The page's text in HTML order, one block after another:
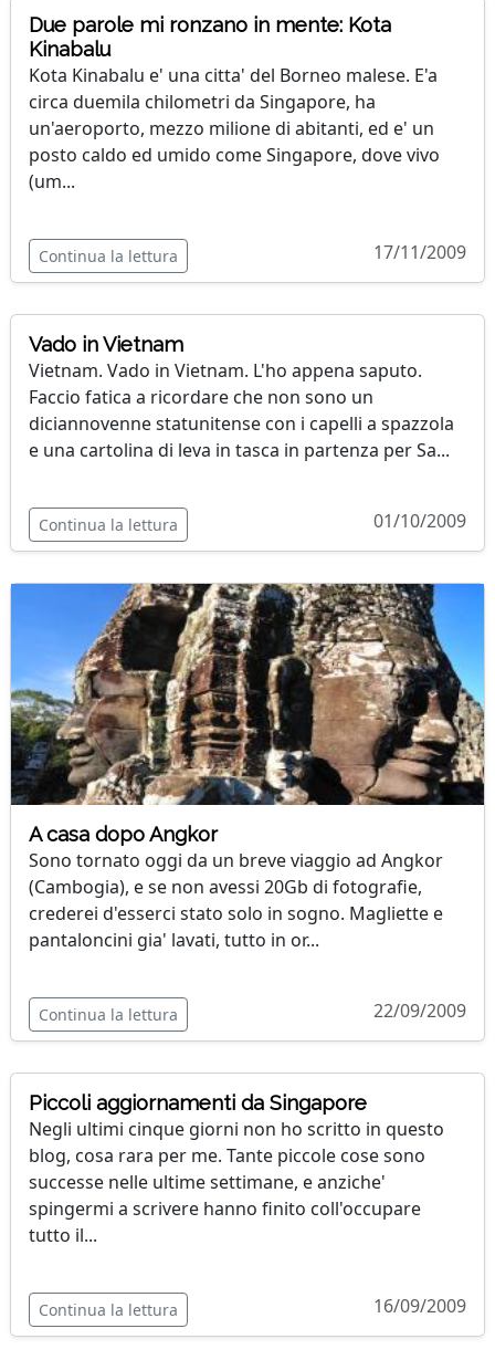
Due parole mi ronzano in mente: Kota
Kinabalu
Kota Kinabalu e' una citta' del Borneo malese. E'a
circa duemila chilometri da Singapore, ha
un'aeroporto, mezzo milione di abitanti, ed e' un
posto caldo ed umido come Singapore, dove vivo
(um...
Continua la lettura 17/11/2009
Vado in Vietnam
Vietnam. Vado in Vietnam. L'ho appena saputo.
Faccio fatica a ricordare che non sono un
diciannovenne statunitense con i capelli a spazzola
e una cartolina di leva in tasca in partenza per Sa...
Continua la lettura 01/10/2009
A casa dopo Angkor
Sono tornato oggi da un breve viaggio ad Angkor
(Cambogia), e se non avessi 20Gb di fotografie,
crederei d'esserci stato solo in sogno. Magliette e
pantaloncini gia' lavati, tutto in or...
Continua la lettura 22/09/2009
Piccoli aggiornamenti da Singapore
Negli ultimi cinque giorni non ho scritto in questo
blog, cosa rara per me. Tante piccole cose sono
successe nelle ultime settimane, e anziche'
spingermi a scrivere hanno finito coll'occupare
tutto il...
Continua la lettura 16/09/2009